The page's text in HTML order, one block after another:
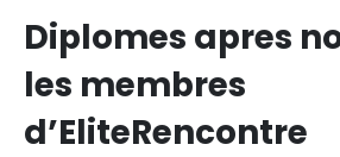
Diplomes apres
les membres
d’EliteRencontre